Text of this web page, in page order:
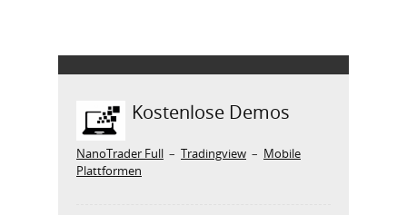
Kostenlose Demos
NanoTrader Full – Tradingview – Mobile
Plattformen